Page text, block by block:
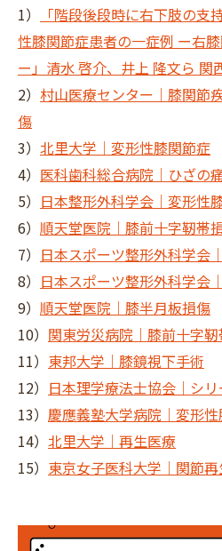
1）
「階段後段時に右下肢の支
性膝関節症患者の一症例 ー右
ー」清水 啓介、井上 隆文ら 関
2） 村山医療センター｜膝関節
傷
3） 北里大学｜変形性膝関節症
4） 医科歯科総合病院｜ひざの
5） 日本整形外科学会｜変形性
6） 順天堂医院｜膝前十字靭帯
7） 日本スポーツ整形外科学会
8） 日本スポーツ整形外科学会
9） 順天堂医院｜膝半月板損傷
10） 関東労災病院｜膝前十字
11） 東邦大学｜膝鏡視下手術
12） 日本理学療法士協会｜シ
13） 慶應義塾大学病院｜変形
14） 北里大学｜再生医療
15） 東京女子医科大学｜関節